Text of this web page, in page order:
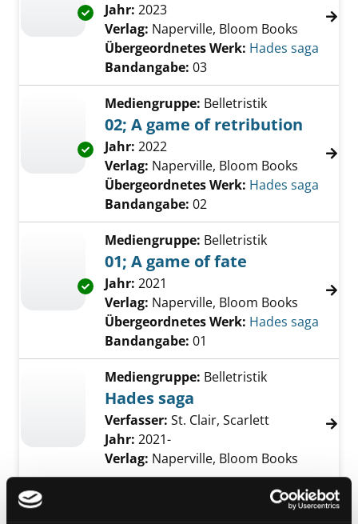
Exemplar-Details von 03; A game of gods
Suche nach diesem Verfasser
Jahr: 2023
Verlag: Naperville, Bloom Books
Übergeordnetes Werk: Hades saga
Bandangabe: 03
Exemplar-Details von 02; A game of
Mediengruppe: Belletristik
02; A game of retribution
Suche nach diesem Verfasser
Jahr: 2022
Verlag: Naperville, Bloom Books
Übergeordnetes Werk: Hades saga
Bandangabe: 02
Exemplar-Details von 01; A game of fate
Mediengruppe: Belletristik
01; A game of fate
Suche nach diesem Verfasser
Jahr: 2021
Verlag: Naperville, Bloom Books
Übergeordnetes Werk: Hades saga
Bandangabe: 01
Mediengruppe: Belletristik
Hades saga
Verfasser: St. Clair, Scarlett
Jahr: 2021-
Verlag: Naperville, Bloom Books